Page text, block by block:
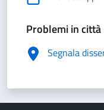
Problemi in città
Segnala